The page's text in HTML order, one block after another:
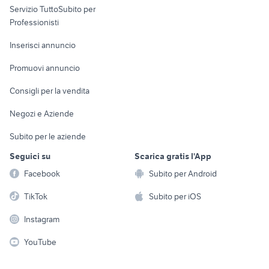
Informatica
Console e
Fotografia
Telefonia
Biciclette
Servizio TuttoSubito per
Professionisti
Inserisci annuncio
Promuovi annuncio
Consigli per la vendita
Negozi e Aziende
Subito per le aziende
Seguici su
Facebook
TikTok
Instagram
YouTube
Scarica gratis l'App
Subito per Android
Subito per iOS